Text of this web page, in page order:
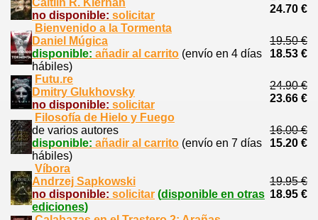
no disponible: solicitar
24.70 €
Bienvenido a la Tormenta
Daniel Múgica
disponible: añadir al carrito (envío en 4 días
hábiles)
19.50 €
18.53 €
Futu.re
Dmitry Glukhovsky
no disponible: solicitar
24.90 €
23.66 €
Filosofía de Hielo y Fuego
de varios autores
disponible: añadir al carrito (envío en 7 días
hábiles)
16.00 €
15.20 €
Víbora
Andrzej Sapkowski
no disponible: solicitar (disponible en otras
ediciones)
19.95 €
18.95 €